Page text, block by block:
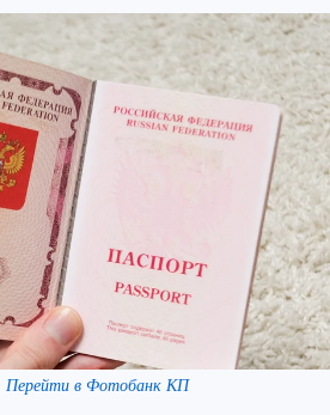
Перейти в Фотобанк КП